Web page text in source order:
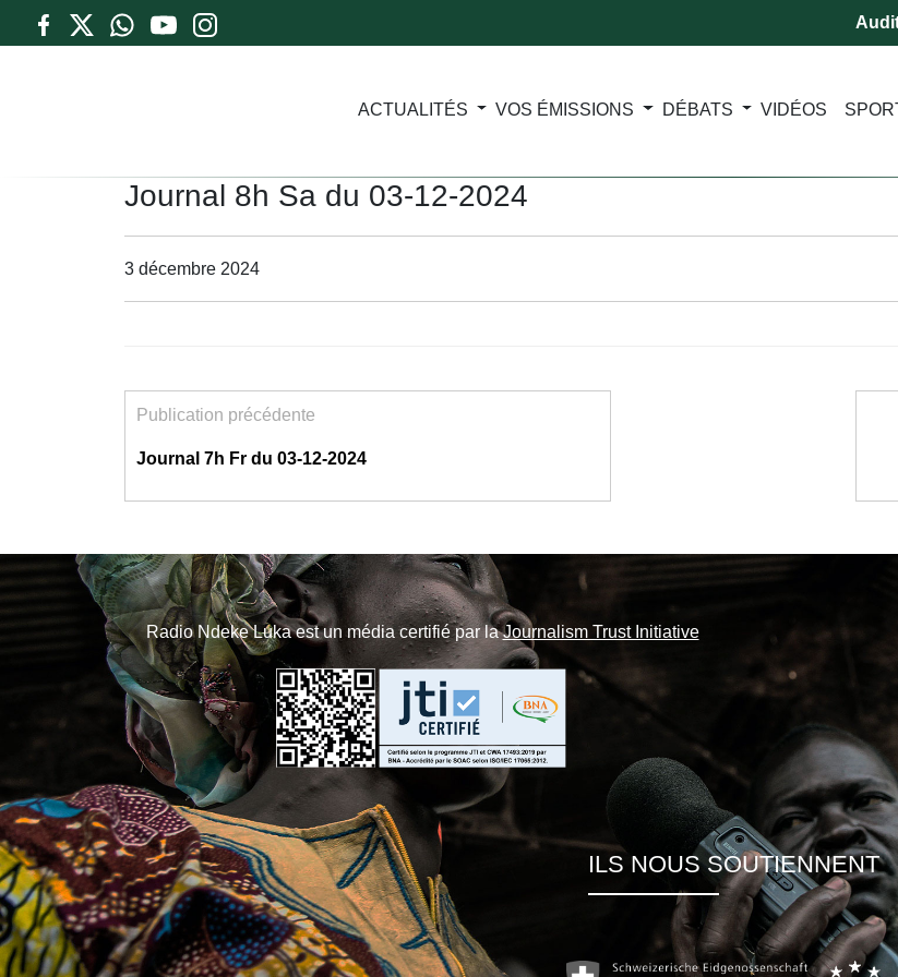
ACTUALITÉS VOS ÉMISSIONS DÉBATS VIDÉOS
Journal 8h Sa du 03-12-2024
3 décembre 2024
Publication précédente
Journal 7h Fr du 03-12-2024
Radio Ndeke Luka est un média certifié par laJournalism Trust Initiative
ILS NOUS SOUTIENNENT